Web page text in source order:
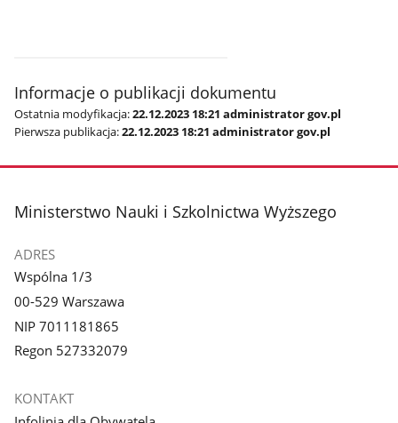
Informacje o publikacji dokumentu
Ostatnia modyfikacja:22.12.2023 18:21 administrator gov.pl
Pierwsza publikacja:22.12.2023 18:21 administrator gov.pl
stopka
Ministerstwo Nauki i Szkolnictwa Wyższego
ADRES
Wspólna 1/3
00-529 Warszawa
NIP 7011181865
Regon 527332079
KONTAKT